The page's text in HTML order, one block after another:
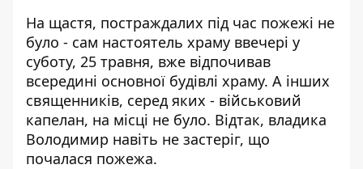
На щастя, постраждалих під час пожежі не
було - сам настоятель храму ввечері у
суботу, 25 травня, вже відпочивав
всередині основної будівлі храму. А інших
священників, серед яких - військовий
капелан, на місці не було. Відтак, владика
Володимир навіть не застеріг, що
почалася пожежа.